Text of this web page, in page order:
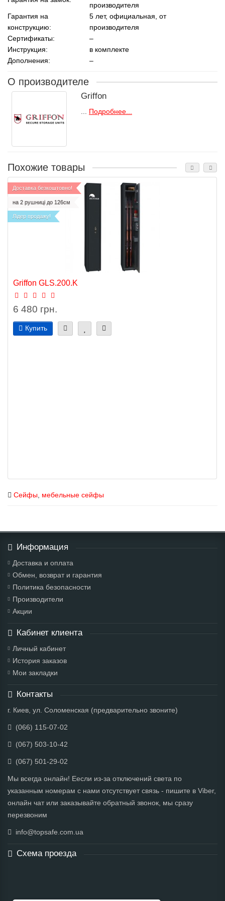
производителя
Гарантия на
конструкцию:
5 лет, официальная, от
производителя
Сертификаты:
–
Инструкция:
в комплекте
Дополнения:
–
О производителе
Griffon
Подробнее...
Похожие товары
Доставка безкоштовно!
на 2 рушниці до 126см
Лідер продажу!
Griffon GLS.200.K
6 480 грн.
Купить
Сейфы мебельные сейфы
Информация
Доставка и оплата
Обмен, возврат и гарантия
Политика безопасности
Производители
Акции
Кабинет клиента
Личный кабинет
История заказов
Мои закладки
Контакты
г. Киев, ул. Соломенская (предварительно звоните)
(066) 115-07-02
(067) 503-10-42
(067) 501-29-02
Мы всегда онлайн! Еесли из-за отключений света по
указанным номерам с нами отсутствует связь - пишите в Viber,
онлайн чат или заказывайте обратный звонок, мы сразу
перезвоним
info@topsafe.com.ua
Схема проезда